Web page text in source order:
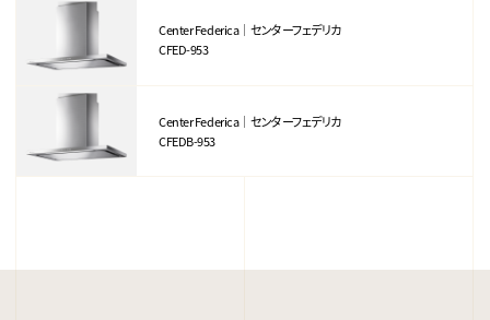
Center Federica｜センターフェデリカ
CFED-953
Center Federica｜センターフェデリカ
CFEDB-953